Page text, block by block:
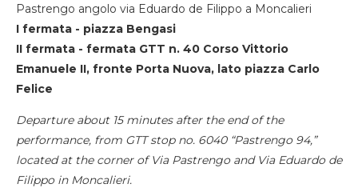
Pastrengo angolo via Eduardo de Filippo a Moncalieri
I fermata - piazza Bengasi
II fermata - fermata GTT n. 40 Corso Vittorio
Emanuele II, fronte Porta Nuova, lato piazza Carlo
Felice
Departure about 15 minutes after the end of the
performance, from GTT stop no. 6040 “Pastrengo 94,”
located at the corner of Via Pastrengo and Via Eduardo de
Filippo in Moncalieri.